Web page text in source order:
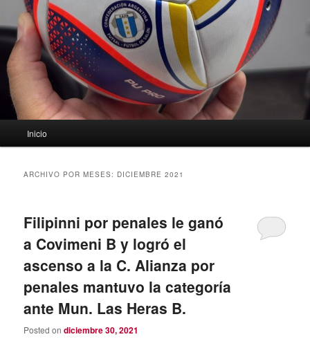
Inicio
ARCHIVO POR MESES: DICIEMBRE 2021
Filipinni por penales le ganó
a Covimeni B y logró el
ascenso a la C. Alianza por
penales mantuvo la categoría
ante Mun. Las Heras B.
Posted ondiciembre 30, 2021